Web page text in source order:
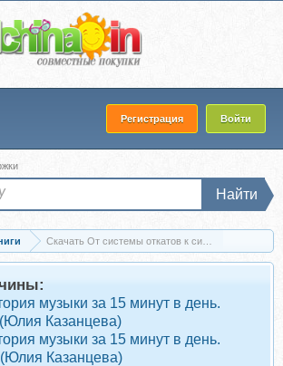
Регистрация Войти
Найти
Скачать От системы откатов к системе продаж
музыки за 15 минут в день.
Казанцева)
музыки за 15 минут в день.
Казанцева)